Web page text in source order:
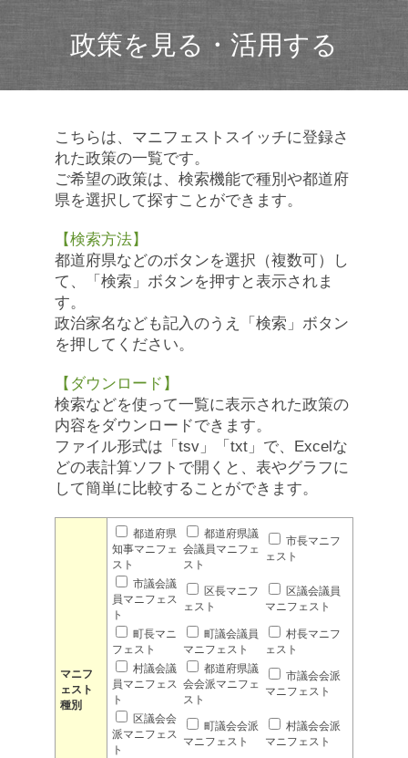
政策を見る・活用する
こちらは、マニフェストスイッチに登録さ
れた政策の一覧です。
ご希望の政策は、検索機能で種別や都道府
県を選択して探すことができます。
【検索方法】
都道府県などのボタンを選択（複数可）し
て、「検索」ボタンを押すと表示されま
す。
政治家名なども記入のうえ「検索」ボタン
を押してください。
【ダウンロード】
検索などを使って一覧に表示された政策の
内容をダウンロードできます。
ファイル形式は「tsv」「txt」で、Excelな
どの表計算ソフトで開くと、表やグラフに
して簡単に比較することができます。
マニフ
ェスト
種別
都道府県
知事マニフェ
スト
都道府県議
会議員マニフェ
スト
市長マニフ
ェスト
市議会議
員マニフェス
ト
区長マニフ
ェスト
区議会議員
マニフェスト
町長マニ
フェスト
町議会議員
マニフェスト
村長マニフ
ェスト
村議会議
員マニフェス
ト
都道府県議
会会派マニフェ
スト
市議会会派
マニフェスト
区議会会
派マニフェス
ト
町議会会派
マニフェスト
村議会会派
マニフェスト